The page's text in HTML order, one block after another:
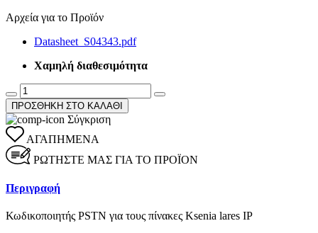
Αρχεία για τo Προϊόν
Datasheet_S04343.pdf
Χαμηλή διαθεσιμότητα
ΠΡΟΣΘΗΚΗ ΣΤΟ ΚΑΛΑΘΙ
Σύγκριση
ΑΓΑΠΗΜΕΝΑ
ΡΩΤΗΣΤΕ ΜΑΣ ΓΙΑ ΤΟ ΠΡΟΪΟΝ
Περιγραφή
Κωδικοποιητής PSTN για τους πίνακες Ksenia lares IP